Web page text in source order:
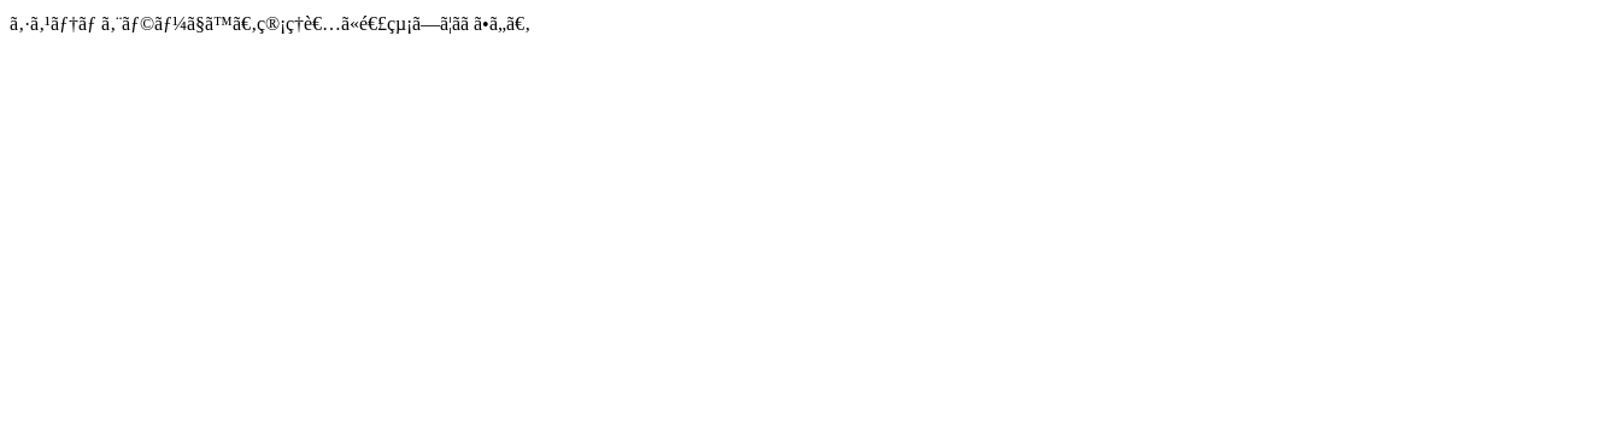
ã‚·ã‚¹ãƒ†ãƒ ã‚¨ãƒ©ãƒ¼ã§ã™ã€‚ç®¡ç†è€…ã«é€£çµ¡ã—ã¦ãã ã•ã„ã€‚